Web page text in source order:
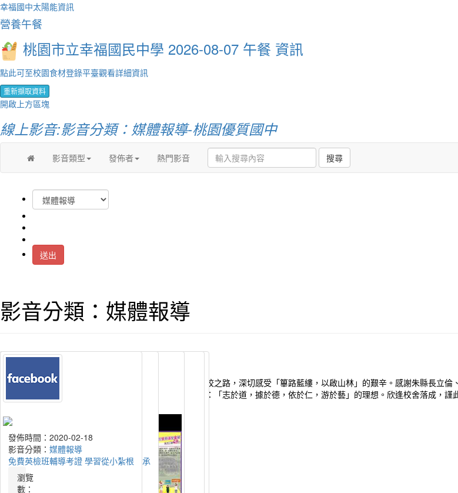
幸福國中太陽能資訊
營養午餐
桃園市立幸福國民中學 2026-08-07 午餐 資訊
點此可至校園食材登錄平臺觀看詳細資訊
重新擷取資料
開啟上方區塊
線上影音:影音分類：媒體報導-桃園優質國中
影音類型 發佈者 熱門影音 搜尋
送出
影音分類：媒體報導
發佈時間：2020-02-18
影音分類： 媒體報導
園遊會結合國際教育 拓展學子視野
瀏覽
數：
發佈時間：2020-02-18
影音分類： 媒體報導
幸福國中特教週義賣 團隊合作秀自信
瀏覽
數：
發佈時間：2020-02-18
影音分類： 媒體報導
國中生製茶體驗DIY 盼傳統農業永續
瀏覽
數：
發佈時間：2020-02-18
影音分類： 媒體報導
茶農借地供學子做科展 盼延續產業傳承
瀏覽
數：
發佈時間：2020-02-18
影音分類： 媒體報導
免費英檢班輔導考證 學習從小紮根
瀏覽
數：
桃園市幸福國中建校初始，荒煙蔓草，地形崎嶇不平。創校之路，深切感受「篳路藍縷，以啟山林」的艱辛。感謝朱縣長立
莘學子們在這巍峨典雅的校園中，實現至聖先師孔子所言：「志於道，據於德，依於仁，游於藝」的理想。欣逢校舍落成，謹
今天：
昨天：
203416
本週： 1625019
本月： 1865487
總計：20076490
平均：